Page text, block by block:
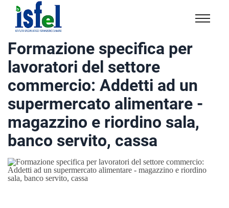
Isfel
Istituto
specialistico
formazione
e
lavoro
Formazione specifica per
lavoratori del settore
commercio: Addetti ad un
supermercato alimentare -
magazzino e riordino sala,
banco servito, cassa